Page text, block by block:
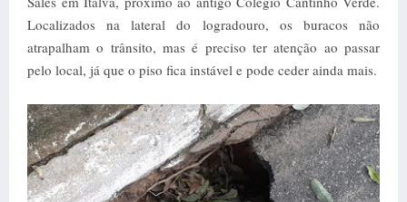
Localizados na lateral do logradouro, os buracos não
atrapalham o trânsito, mas é preciso ter atenção ao passar
pelo local, já que o piso fica instável e pode ceder ainda mais.